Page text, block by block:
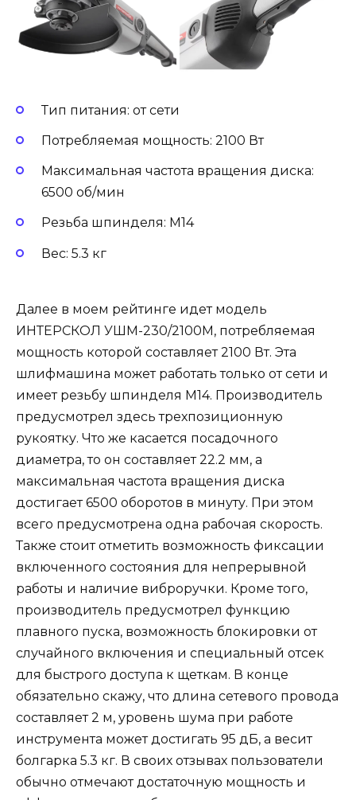
Тип питания: от сети
Потребляемая мощность: 2100 Вт
Максимальная частота вращения диска:
6500 об/мин
Резьба шпинделя: M14
Вес: 5.3 кг
Далее в моем рейтинге идет модель
ИНТЕРСКОЛ УШМ-230/2100М, потребляемая
мощность которой составляет 2100 Вт. Эта
шлифмашина может работать только от сети и
имеет резьбу шпинделя М14. Производитель
предусмотрел здесь трехпозиционную
рукоятку. Что же касается посадочного
диаметра, то он составляет 22.2 мм, а
максимальная частота вращения диска
достигает 6500 оборотов в минуту. При этом
всего предусмотрена одна рабочая скорость.
Также стоит отметить возможность фиксации
включенного состояния для непрерывной
работы и наличие виброручки. Кроме того,
производитель предусмотрел функцию
плавного пуска, возможность блокировки от
случайного включения и специальный отсек
для быстрого доступа к щеткам. В конце
обязательно скажу, что длина сетевого провода
составляет 2 м, уровень шума при работе
инструмента может достигать 95 дБ, а весит
болгарка 5.3 кг. В своих отзывах пользователи
обычно отмечают достаточную мощность и